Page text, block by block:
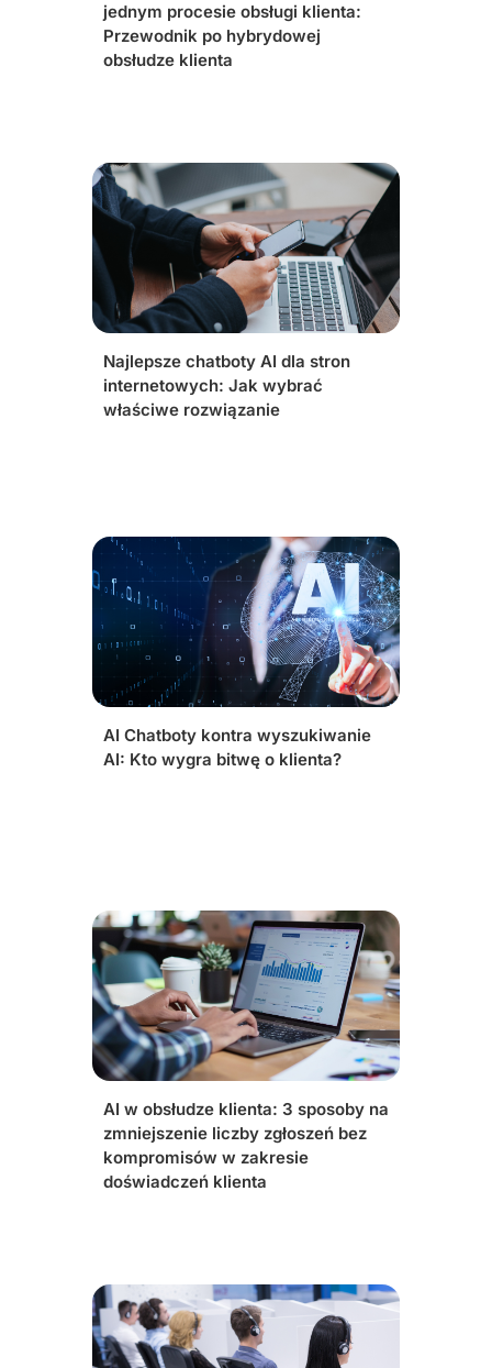
jednym procesie obsługi klienta:
Przewodnik po hybrydowej
obsłudze klienta
Najlepsze chatboty AI dla stron
internetowych: Jak wybrać
właściwe rozwiązanie
AI Chatboty kontra wyszukiwanie
AI: Kto wygra bitwę o klienta?
AI w obsłudze klienta: 3 sposoby na
zmniejszenie liczby zgłoszeń bez
kompromisów w zakresie
doświadczeń klienta